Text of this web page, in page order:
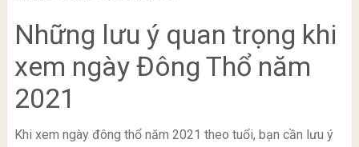
Những lưu ý quan trọng khi
xem ngày Đông Thổ năm
2021
Khi xem ngày đông thổ năm 2021 theo tuổi, bạn cần lưu ý